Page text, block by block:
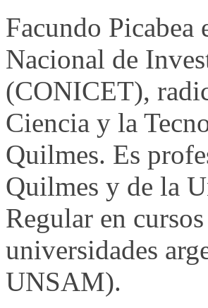
Facundo Picabea
Nacional de
(CONICET),
Ciencia y la
Quilmes. Es
Quilmes y de la
Regular en
universidades
UNSAM).